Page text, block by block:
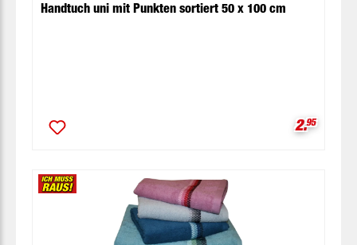
Handtuch uni mit Punkten sortiert 50 x 100 cm
2.95